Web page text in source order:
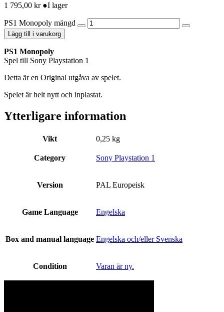
1 795,00 kr ●I lager
PS1 Monopoly mängd
Lägg till i varukorg
PS1 Monopoly
Spel till Sony Playstation 1
Detta är en Original utgåva av spelet.
Spelet är helt nytt och inplastat.
Ytterligare information
Vikt 0,25 kg
Category Sony Playstation 1
Version PAL Europeisk
Game Language Engelska
Box and manual language Engelska och/eller Svenska
Condition Varan är ny.